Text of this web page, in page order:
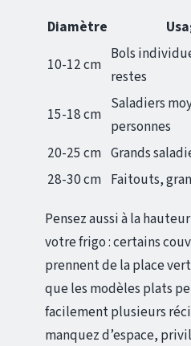
Diamètre
10-12 cm
Bols
restes
15-18 cm
Saladiers
personnes
20-25 cm Grands
28-30 cm Faitouts,
Pensez aussi à la
votre frigo : certains
prennent de la place
que les modèles plats
facilement plusieurs
manquez d’espace,